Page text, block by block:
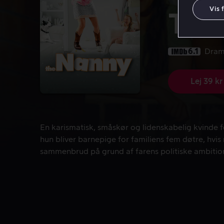
The
6.1
Lej 39 kr
En karismatisk, småskør og lidenskabelig
En karismatisk, småskør og lidenskabelig kvinde
hun bliver barnepige for familiens fem døtre, hvis
sammenbrud på grund af farens politiske
Vis